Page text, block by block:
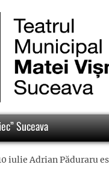
Suceava
iulie Adrian Păduraru